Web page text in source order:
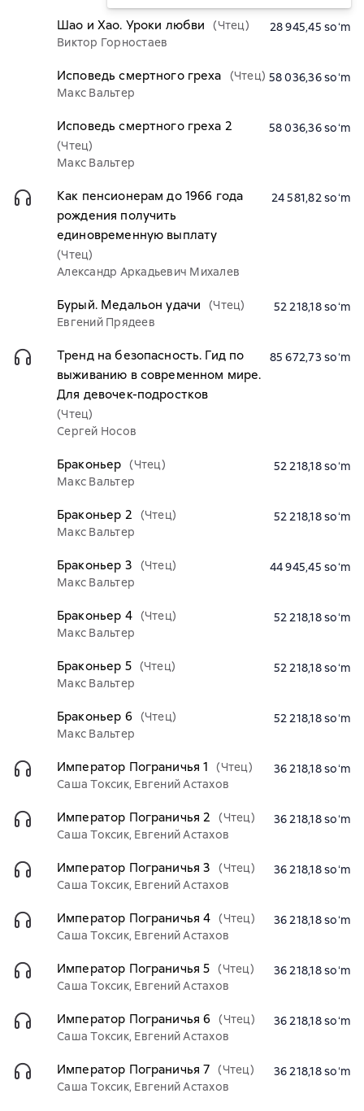
Шао и Хао. Уроки любви
(Чтец)
Виктор Горностаев
28 945,45 soʻm
Исповедь смертного греха
(Чтец)
Макс Вальтер
58 036,36 soʻm
Исповедь смертного греха 2
(Чтец)
Макс Вальтер
58 036,36 soʻm
Как пенсионерам до 1966 года
рождения получить
единовременную выплату
(Чтец)
Александр Аркадьевич Михалев
24 581,82 soʻm
Бурый. Медальон удачи
(Чтец)
Евгений Прядеев
52 218,18 soʻm
Тренд на безопасность. Гид по
выживанию в современном мире.
Для девочек-подростков
(Чтец)
Сергей Носов
85 672,73 soʻm
Браконьер (Чтец)
Макс Вальтер
52 218,18 soʻm
Браконьер 2
(Чтец)
Макс Вальтер
52 218,18 soʻm
Браконьер 3
(Чтец)
Макс Вальтер
44 945,45 soʻm
Браконьер 4 (Чтец)
Макс Вальтер
52 218,18 soʻm
Браконьер 5 (Чтец)
Макс Вальтер
52 218,18 soʻm
Браконьер 6 (Чтец)
Макс Вальтер
52 218,18 soʻm
Император Пограничья 1
(Чтец)
Саша Токсик, Евгений Астахов
36 218,18 soʻm
Император Пограничья 2
(Чтец)
Саша Токсик, Евгений Астахов
36 218,18 soʻm
Император Пограничья 3
(Чтец)
Саша Токсик, Евгений Астахов
36 218,18 soʻm
Император Пограничья 4 (Чтец)
Саша Токсик, Евгений Астахов
36 218,18 soʻm
Император Пограничья 5 (Чтец)
Саша Токсик, Евгений Астахов
36 218,18 soʻm
Император Пограничья 6 (Чтец)
Саша Токсик, Евгений Астахов
36 218,18 soʻm
Император Пограничья 7 (Чтец)
Саша Токсик, Евгений Астахов
36 218,18 soʻm